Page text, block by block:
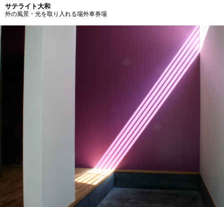
サテライト大和
外の風景・光を取り入れる場外車券場